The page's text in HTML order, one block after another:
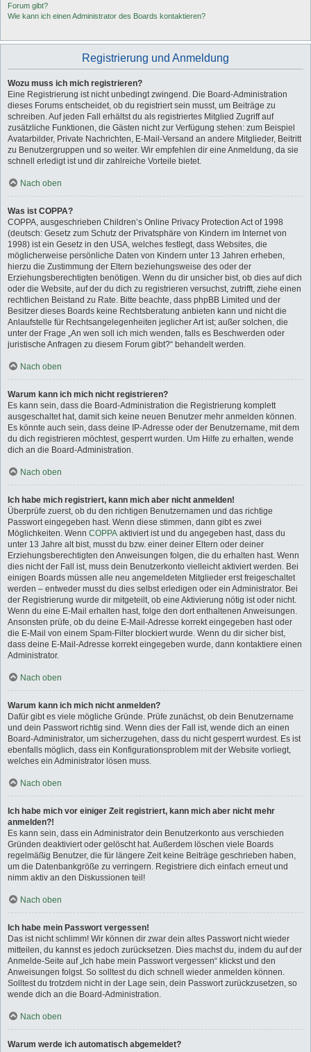
Forum gibt?
Wie kann ich einen Administrator des Boards kontaktieren?
Registrierung und Anmeldung
Wozu muss ich mich registrieren?
Eine Registrierung ist nicht unbedingt zwingend. Die Board-Administration
dieses Forums entscheidet, ob du registriert sein musst, um Beiträge zu
schreiben. Auf jeden Fall erhältst du als registriertes Mitglied Zugriff auf
zusätzliche Funktionen, die Gästen nicht zur Verfügung stehen: zum Beispiel
Avatarbilder, Private Nachrichten, E-Mail-Versand an andere Mitglieder, Beitritt
zu Benutzergruppen und so weiter. Wir empfehlen dir eine Anmeldung, da sie
schnell erledigt ist und dir zahlreiche Vorteile bietet.
Nach oben
Was ist COPPA?
COPPA, ausgeschrieben Children’s Online Privacy Protection Act of 1998
(deutsch: Gesetz zum Schutz der Privatsphäre von Kindern im Internet von
1998) ist ein Gesetz in den USA, welches festlegt, dass Websites, die
möglicherweise persönliche Daten von Kindern unter 13 Jahren erheben,
hierzu die Zustimmung der Eltern beziehungsweise des oder der
Erziehungsberechtigten benötigen. Wenn du dir unsicher bist, ob dies auf dich
oder die Website, auf der du dich zu registrieren versuchst, zutrifft, ziehe einen
rechtlichen Beistand zu Rate. Bitte beachte, dass phpBB Limited und der
Besitzer dieses Boards keine Rechtsberatung anbieten kann und nicht die
Anlaufstelle für Rechtsangelegenheiten jeglicher Art ist; außer solchen, die
unter der Frage „An wen soll ich mich wenden, falls es Beschwerden oder
juristische Anfragen zu diesem Forum gibt?“ behandelt werden.
Nach oben
Warum kann ich mich nicht registrieren?
Es kann sein, dass die Board-Administration die Registrierung komplett
ausgeschaltet hat, damit sich keine neuen Benutzer mehr anmelden können.
Es könnte auch sein, dass deine IP-Adresse oder der Benutzername, mit dem
du dich registrieren möchtest, gesperrt wurden. Um Hilfe zu erhalten, wende
dich an die Board-Administration.
Nach oben
Ich habe mich registriert, kann mich aber nicht anmelden!
Überprüfe zuerst, ob du den richtigen Benutzernamen und das richtige
Passwort eingegeben hast. Wenn diese stimmen, dann gibt es zwei
Möglichkeiten. Wenn COPPA aktiviert ist und du angegeben hast, dass du
unter 13 Jahre alt bist, musst du bzw. einer deiner Eltern oder deiner
Erziehungsberechtigten den Anweisungen folgen, die du erhalten hast. Wenn
dies nicht der Fall ist, muss dein Benutzerkonto vielleicht aktiviert werden. Bei
einigen Boards müssen alle neu angemeldeten Mitglieder erst freigeschaltet
werden – entweder musst du dies selbst erledigen oder ein Administrator. Bei
der Registrierung wurde dir mitgeteilt, ob eine Aktivierung nötig ist oder nicht.
Wenn du eine E-Mail erhalten hast, folge den dort enthaltenen Anweisungen.
Ansonsten prüfe, ob du deine E-Mail-Adresse korrekt eingegeben hast oder
die E-Mail von einem Spam-Filter blockiert wurde. Wenn du dir sicher bist,
dass deine E-Mail-Adresse korrekt eingegeben wurde, dann kontaktiere einen
Administrator.
Nach oben
Warum kann ich mich nicht anmelden?
Dafür gibt es viele mögliche Gründe. Prüfe zunächst, ob dein Benutzername
und dein Passwort richtig sind. Wenn dies der Fall ist, wende dich an einen
Board-Administrator, um sicherzugehen, dass du nicht gesperrt wurdest. Es ist
ebenfalls möglich, dass ein Konfigurationsproblem mit der Website vorliegt,
welches ein Administrator lösen muss.
Nach oben
Ich habe mich vor einiger Zeit registriert, kann mich aber nicht mehr
anmelden?!
Es kann sein, dass ein Administrator dein Benutzerkonto aus verschieden
Gründen deaktiviert oder gelöscht hat. Außerdem löschen viele Boards
regelmäßig Benutzer, die für längere Zeit keine Beiträge geschrieben haben,
um die Datenbankgröße zu verringern. Registriere dich einfach erneut und
nimm aktiv an den Diskussionen teil!
Nach oben
Ich habe mein Passwort vergessen!
Das ist nicht schlimm! Wir können dir zwar dein altes Passwort nicht wieder
mitteilen, du kannst es jedoch zurücksetzen. Dies machst du, indem du auf der
Anmelde-Seite auf „Ich habe mein Passwort vergessen“ klickst und den
Anweisungen folgst. So solltest du dich schnell wieder anmelden können.
Solltest du trotzdem nicht in der Lage sein, dein Passwort zurückzusetzen, so
wende dich an die Board-Administration.
Nach oben
Warum werde ich automatisch abgemeldet?